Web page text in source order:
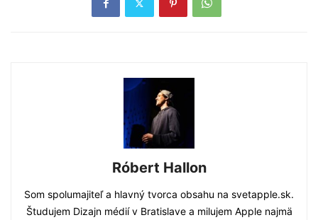
Róbert Hallon
Som spolumajiteľ a hlavný tvorca obsahu na svetapple.sk.
Študujem Dizajn médií v Bratislave a milujem Apple najmä